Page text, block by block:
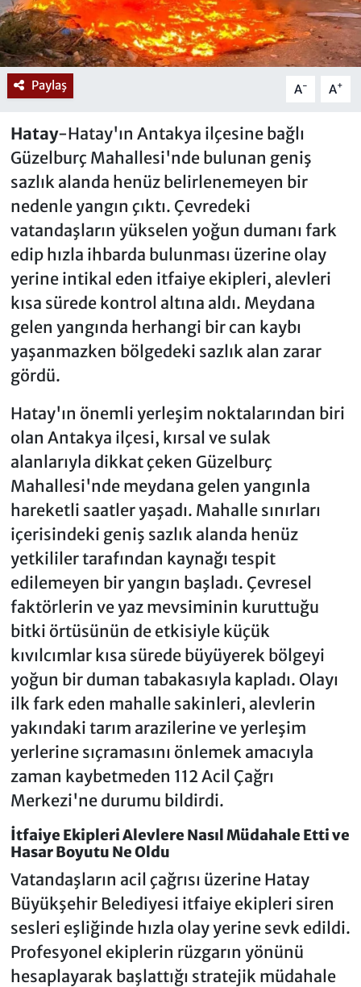
Paylaş A- A+
Hatay-Hatay'ın Antakya ilçesine bağlı
Güzelburç Mahallesi'nde bulunan geniş
sazlık alanda henüz belirlenemeyen bir
nedenle yangın çıktı. Çevredeki
vatandaşların yükselen yoğun dumanı fark
edip hızla ihbarda bulunması üzerine olay
yerine intikal eden itfaiye ekipleri, alevleri
kısa sürede kontrol altına aldı. Meydana
gelen yangında herhangi bir can kaybı
yaşanmazken bölgedeki sazlık alan zarar
gördü.
Hatay'ın önemli yerleşim noktalarından biri
olan Antakya ilçesi, kırsal ve sulak
alanlarıyla dikkat çeken Güzelburç
Mahallesi'nde meydana gelen yangınla
hareketli saatler yaşadı. Mahalle sınırları
içerisindeki geniş sazlık alanda henüz
yetkililer tarafından kaynağı tespit
edilemeyen bir yangın başladı. Çevresel
faktörlerin ve yaz mevsiminin kuruttuğu
bitki örtüsünün de etkisiyle küçük
kıvılcımlar kısa sürede büyüyerek bölgeyi
yoğun bir duman tabakasıyla kapladı. Olayı
ilk fark eden mahalle sakinleri, alevlerin
yakındaki tarım arazilerine ve yerleşim
yerlerine sıçramasını önlemek amacıyla
zaman kaybetmeden 112 Acil Çağrı
Merkezi'ne durumu bildirdi.
İtfaiye Ekipleri Alevlere Nasıl Müdahale Etti ve
Hasar Boyutu Ne Oldu
Vatandaşların acil çağrısı üzerine Hatay
Büyükşehir Belediyesi itfaiye ekipleri siren
sesleri eşliğinde hızla olay yerine sevk edildi.
Profesyonel ekiplerin rüzgarın yönünü
hesaplayarak başlattığı stratejik müdahale